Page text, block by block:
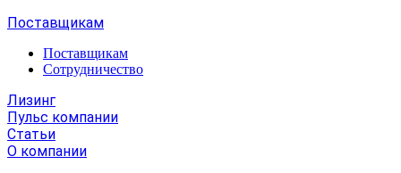
Поставщикам
Поставщикам
Сотрудничество
Лизинг
Пульс компании
Статьи
О компании